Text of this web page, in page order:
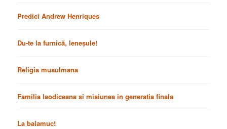
Predici Andrew Henriques
Du-te la furnică, leneșule!
Religia musulmana
Familia laodiceana si misiunea in generatia finala
La balamuc!